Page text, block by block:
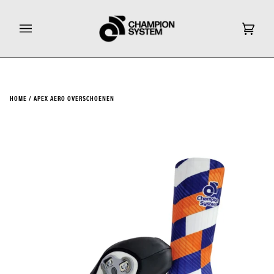
HOME / APEX AERO OVERSCHOENEN